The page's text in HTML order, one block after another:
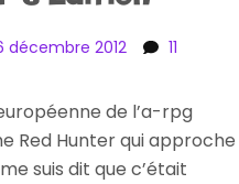
décembre 2012
11
de l’a-rpg
Red Hunter qui
suis dit que c’était